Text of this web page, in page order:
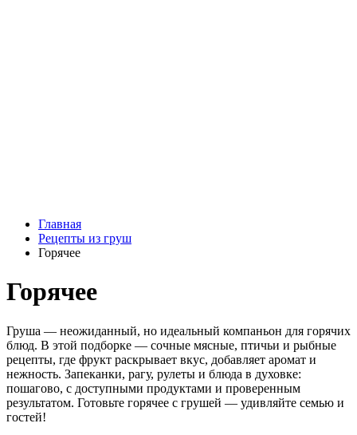
Главная
Рецепты из груш
Горячее
Горячее
Груша — неожиданный, но идеальный компаньон для горячих
блюд. В этой подборке — сочные мясные, птичьи и рыбные
рецепты, где фрукт раскрывает вкус, добавляет аромат и
нежность. Запеканки, рагу, рулеты и блюда в духовке:
пошагово, с доступными продуктами и проверенным
результатом. Готовьте горячее с грушей — удивляйте семью и
гостей!